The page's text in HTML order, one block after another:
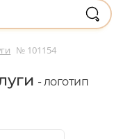
№ 101154
- логотип